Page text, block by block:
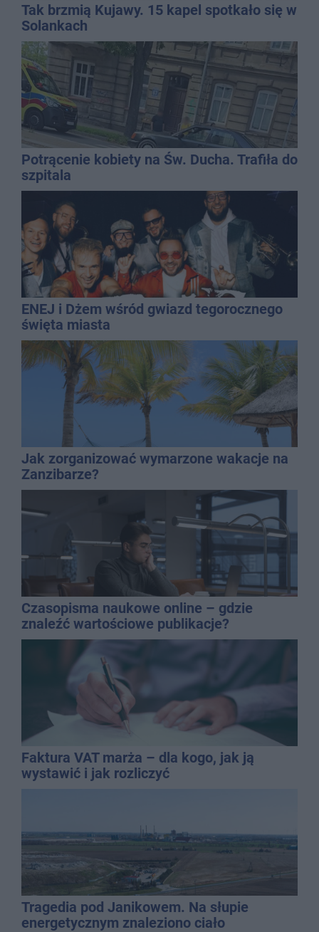
Tak brzmią Kujawy. 15 kapel spotkało się w
Solankach
Potrącenie kobiety na Św. Ducha. Trafiła do
szpitala
ENEJ i Dżem wśród gwiazd tegorocznego
święta miasta
Jak zorganizować wymarzone wakacje na
Zanzibarze?
Czasopisma naukowe online – gdzie
znaleźć wartościowe publikacje?
Faktura VAT marża – dla kogo, jak ją
wystawić i jak rozliczyć
Tragedia pod Janikowem. Na słupie
energetycznym znaleziono ciało